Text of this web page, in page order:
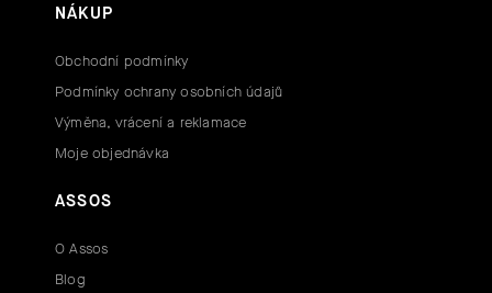
NÁKUP
Obchodní podmínky
Podmínky ochrany osobních údajů
Výměna, vrácení a reklamace
Moje objednávka
ASSOS
O Assos
Blog